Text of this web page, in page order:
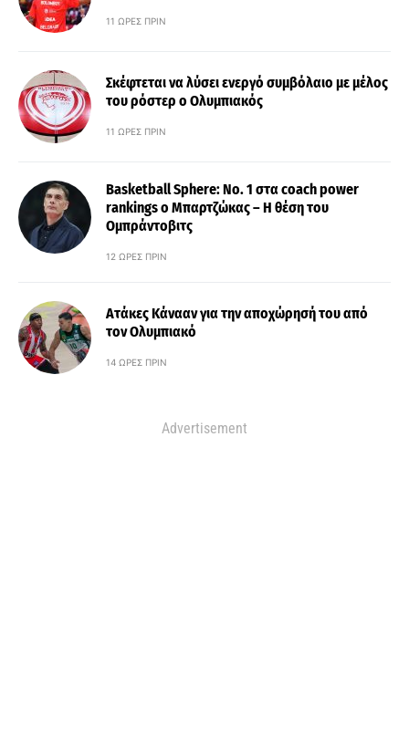
11 ΏΡΕΣ ΠΡΙΝ
Σκέφτεται να λύσει ενεργό συμβόλαιο με μέλος
του ρόστερ ο Ολυμπιακός
11 ΏΡΕΣ ΠΡΙΝ
Basketball Sphere: No. 1 στα coach power
rankings ο Μπαρτζώκας – Η θέση του
Ομπράντοβιτς
12 ΏΡΕΣ ΠΡΙΝ
Ατάκες Κάνααν για την αποχώρησή του από
τον Ολυμπιακό
14 ΏΡΕΣ ΠΡΙΝ
Advertisement